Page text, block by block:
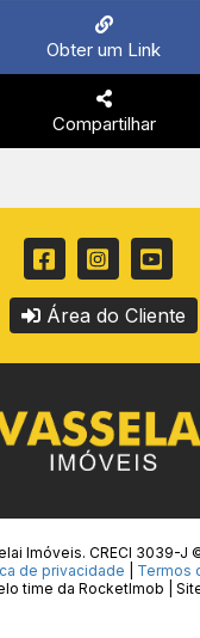
Obter um Link
Compartilhar
Área do Cliente
Imóveis. CRECI 3039-J
de privacidade
Termos
time da RocketImob |